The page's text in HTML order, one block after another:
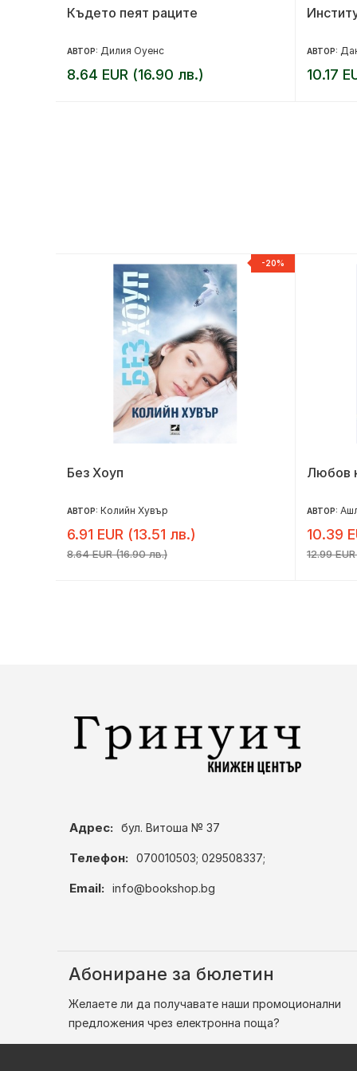
Където пеят раците
АВТОР: Дилия Оуенс
8.64 EUR (16.90 лв.)
АВТОР:
10.17
-20%
Без Хоуп
АВТОР: Колийн Хувър
6.91 EUR (13.51 лв.)
8.64 EUR (16.90 лв.)
Любов
АВТОР:
10.39
12.99
Адрес: бул. Витоша № 37
Телефон: 070010503; 029508337;
Email: info@bookshop.bg
Абониране за бюлетин
Желаете ли да получавате наши промоционални
предложения чрез електронна поща?